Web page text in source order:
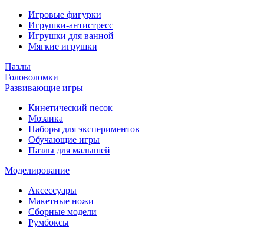
Игровые фигурки
Игрушки-антистресс
Игрушки для ванной
Мягкие игрушки
Пазлы
Головоломки
Развивающие игры
Кинетический песок
Мозаика
Наборы для экспериментов
Обучающие игры
Пазлы для малышей
Моделирование
Аксессуары
Макетные ножи
Сборные модели
Румбоксы